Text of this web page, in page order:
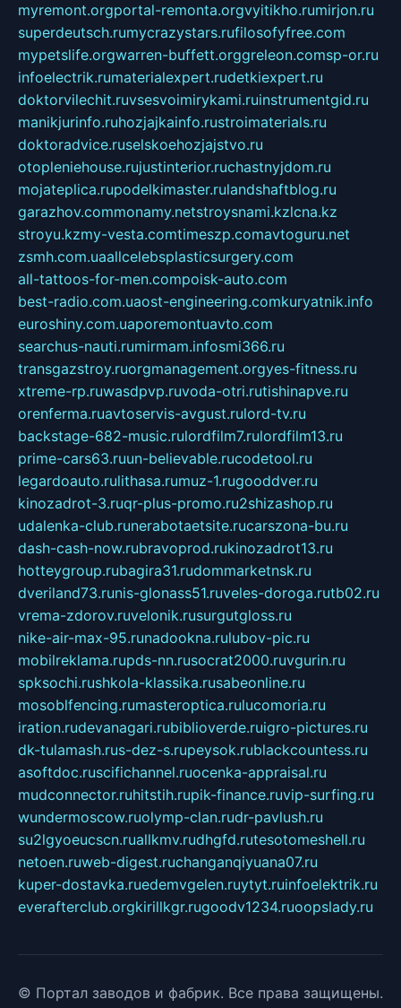
myremont.orgportal-remonta.orgvyitikho.rumirjon.ru
superdeutsch.rumycrazystars.rufilosofyfree.com
mypetslife.orgwarren-buffett.orggreleon.comsp-or.ru
infoelectrik.rumaterialexpert.rudetkiexpert.ru
doktorvilechit.ruvsesvoimirykami.ruinstrumentgid.ru
manikjurinfo.ruhozjajkainfo.rustroimaterials.ru
doktoradvice.ruselskoehozjajstvo.ru
otopleniehouse.rujustinterior.ruchastnyjdom.ru
mojateplica.rupodelkimaster.rulandshaftblog.ru
garazhov.commonamy.netstroysnami.kzlcna.kz
stroyu.kzmy-vesta.comtimeszp.comavtoguru.net
zsmh.com.uaallcelebsplasticsurgery.com
all-tattoos-for-men.compoisk-auto.com
best-radio.com.uaost-engineering.comkuryatnik.info
euroshiny.com.uaporemontuavto.com
searchus-nauti.rumirmam.infosmi366.ru
transgazstroy.ruorgmanagement.orgyes-fitness.ru
xtreme-rp.ruwasdpvp.ruvoda-otri.rutishinapve.ru
orenferma.ruavtoservis-avgust.rulord-tv.ru
backstage-682-music.rulordfilm7.rulordfilm13.ru
prime-cars63.ruun-believable.rucodetool.ru
legardoauto.rulithasa.rumuz-1.rugooddver.ru
kinozadrot-3.ruqr-plus-promo.ru2shizashop.ru
udalenka-club.runerabotaetsite.rucarszona-bu.ru
dash-cash-now.rubravoprod.rukinozadrot13.ru
hotteygroup.rubagira31.rudommarketnsk.ru
dveriland73.runis-glonass51.ruveles-doroga.rutb02.ru
vrema-zdorov.ruvelonik.rusurgutgloss.ru
nike-air-max-95.runadookna.rulubov-pic.ru
mobilreklama.rupds-nn.rusocrat2000.ruvgurin.ru
spksochi.rushkola-klassika.rusabeonline.ru
mosoblfencing.rumasteroptica.rulucomoria.ru
iration.rudevanagari.rubiblioverde.ruigro-pictures.ru
dk-tulamash.rus-dez-s.rupeysok.rublackcountess.ru
asoftdoc.ruscifichannel.ruocenka-appraisal.ru
mudconnector.ruhitstih.rupik-finance.ruvip-surfing.ru
wundermoscow.ruolymp-clan.rudr-pavlush.ru
su2lgyoeucscn.ruallkmv.rudhgfd.rutesotomeshell.ru
netoen.ruweb-digest.ruchanganqiyuana07.ru
kuper-dostavka.ruedemvgelen.ruytyt.ruinfoelektrik.ru
everafterclub.orgkirillkgr.rugoodv1234.ruoopslady.ru
© Портал заводов и фабрик. Все права защищены.